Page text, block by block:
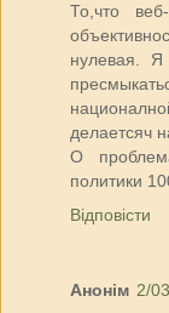
То,что
нулевая.
делаетсяч
О
политики
Відповісти
Анонім 2/